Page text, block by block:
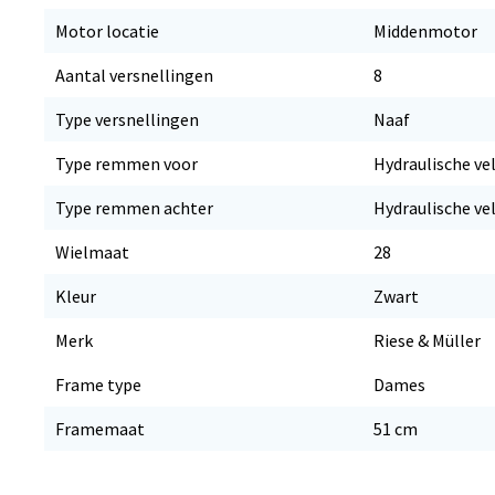
Motor locatie
Middenmotor
Aantal versnellingen
8
Type versnellingen
Naaf
Type remmen voor
Hydraulische
Type remmen achter
Hydraulische
Wielmaat
28
Kleur
Zwart
Merk
Riese & Müller
Frame type
Dames
Framemaat
51 cm